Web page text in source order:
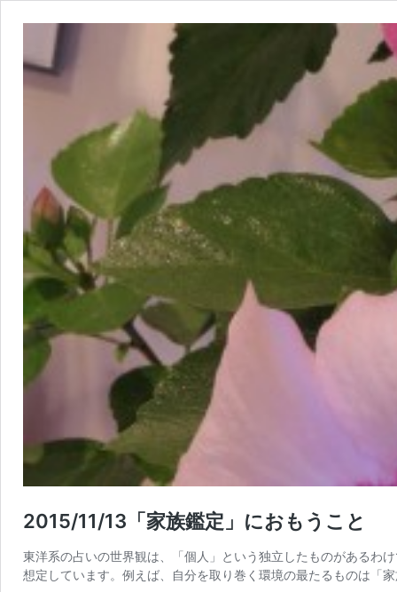
2015/11/13「家族鑑定」におもうこと
東洋系の占いの世界観は、「個人」という独立したものがあるわ
想定しています。例えば、自分を取り巻く環境の最たるものは「